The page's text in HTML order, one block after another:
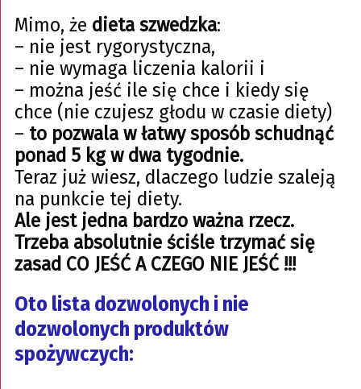
Mimo, że dieta szwedzka:
– nie jest rygorystyczna,
– nie wymaga liczenia kalorii i
– można jeść ile się chce i kiedy się
chce (nie czujesz głodu w czasie diety)
– to pozwala w łatwy sposób schudnąć
ponad 5 kg w dwa tygodnie.
Teraz już wiesz, dlaczego ludzie szaleją
na punkcie tej diety.
Ale jest jedna bardzo ważna rzecz.
Trzeba absolutnie ściśle trzymać się
zasad CO JEŚĆ A CZEGO NIE JEŚĆ !!!
Oto lista dozwolonych i nie
dozwolonych produktów
spożywczych: